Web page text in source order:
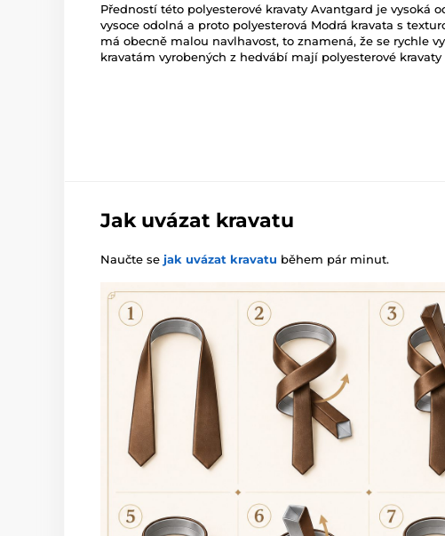
Předností této polyesterové kravaty Avantgard je vysoká
vysoce odolná a proto polyesterová Modrá kravata s
má obecně malou navlhavost, to znamená, že se rychle
kravatám vyrobených z hedvábí mají polyesterové kravaty
Jak uvázat kravatu
Naučte se jak uvázat kravatu během pár minut.